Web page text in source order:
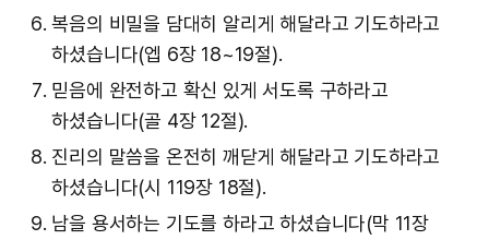
복음의 비밀을 담대히 알리게 해달라고 기도하라고
하셨습니다(엡 6장 18~19절).
믿음에 완전하고 확신 있게 서도록 구하라고
하셨습니다(골 4장 12절).
진리의 말씀을 온전히 깨닫게 해달라고 기도하라고
하셨습니다(시 119장 18절).
남을 용서하는 기도를 하라고 하셨습니다(막 11장